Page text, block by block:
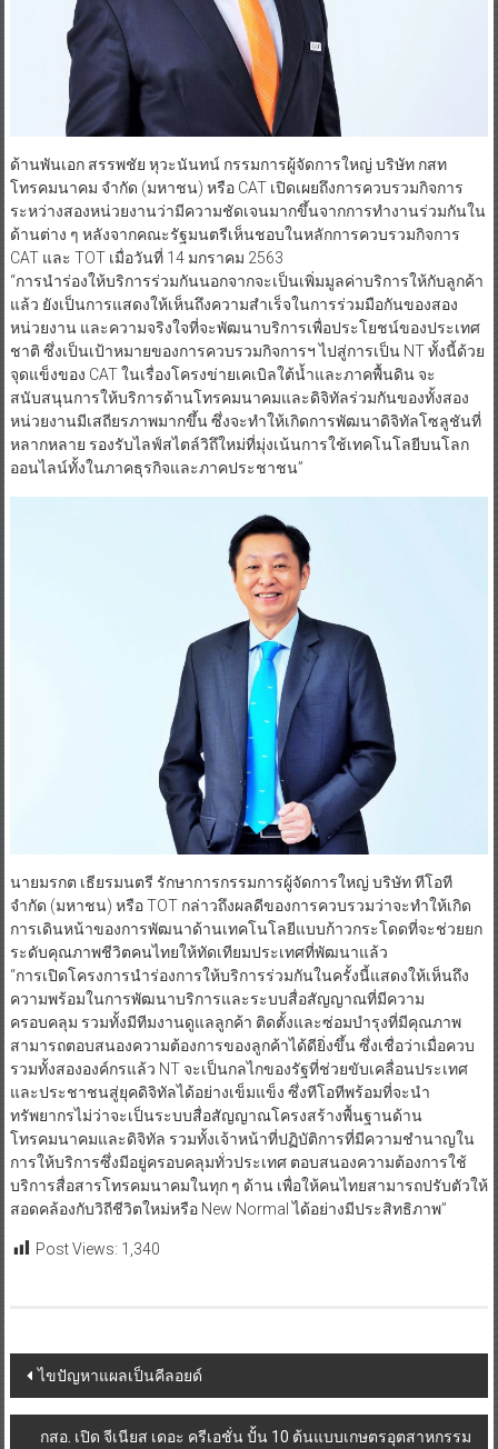
ด้านพันเอก สรรพชัย หุวะนันทน์ กรรมการผู้จัดการใหญ่ บริษัท กสท
โทรคมนาคม จำกัด (มหาชน) หรือ CAT เปิดเผยถึงการควบรวมกิจการ
ระหว่างสองหน่วยงานว่ามีความชัดเจนมากขึ้นจากการทำงานร่วมกันใน
ด้านต่าง ๆ หลังจากคณะรัฐมนตรีเห็นชอบในหลักการควบรวมกิจการ
CAT และ TOT เมื่อวันที่ 14 มกราคม 2563
“การนำร่องให้บริการร่วมกันนอกจากจะเป็นเพิ่มมูลค่าบริการให้กับลูกค้า
แล้ว ยังเป็นการแสดงให้เห็นถึงความสำเร็จในการร่วมมือกันของสอง
หน่วยงาน และความจริงใจที่จะพัฒนาบริการเพื่อประโยชน์ของประเทศ
ชาติ ซึ่งเป็นเป้าหมายของการควบรวมกิจการฯ ไปสู่การเป็น NT ทั้งนี้ด้วย
จุดแข็งของ CAT ในเรื่องโครงข่ายเคเบิลใต้น้ำและภาคพื้นดิน จะ
สนับสนุนการให้บริการด้านโทรคมนาคมและดิจิทัลร่วมกันของทั้งสอง
หน่วยงานมีเสถียรภาพมากขึ้น ซึ่งจะทำให้เกิดการพัฒนาดิจิทัลโซลูชันที่
หลากหลาย รองรับไลฟ์สไตล์วิถึใหม่ที่มุ่งเน้นการใช้เทคโนโลยีบนโลก
ออนไลน์ทั้งในภาคธุรกิจและภาคประชาชน”
นายมรกต เธียรมนตรี รักษาการกรรมการผู้จัดการใหญ่ บริษัท ทีโอที
จำกัด (มหาชน) หรือ TOT กล่าวถึงผลดีของการควบรวมว่าจะทำให้เกิด
การเดินหน้าของการพัฒนาด้านเทคโนโลยีแบบก้าวกระโดดที่จะช่วยยก
ระดับคุณภาพชีวิตคนไทยให้ทัดเทียมประเทศที่พัฒนาแล้ว
“การเปิดโครงการนำร่องการให้บริการร่วมกันในครั้งนี้แสดงให้เห็นถึง
ความพร้อมในการพัฒนาบริการและระบบสื่อสัญญาณที่มีความ
ครอบคลุม รวมทั้งมีทีมงานดูแลลูกค้า ติดตั้งและซ่อมบำรุงที่มีคุณภาพ
สามารถตอบสนองความต้องการของลูกค้าได้ดียิ่งขึ้น ซึ่งเชื่อว่าเมื่อควบ
รวมทั้งสององค์กรแล้ว NT จะเป็นกลไกของรัฐที่ช่วยขับเคลื่อนประเทศ
และประชาชนสู่ยุคดิจิทัลได้อย่างเข็มแข็ง ซึ่งทีโอทีพร้อมที่จะนำ
ทรัพยากรไม่ว่าจะเป็นระบบสื่อสัญญาณโครงสร้างพื้นฐานด้าน
โทรคมนาคมและดิจิทัล รวมทั้งเจ้าหน้าที่ปฏิบัติการที่มีความชำนาญใน
การให้บริการซึ่งมีอยู่ครอบคลุมทั่วประเทศ ตอบสนองความต้องการใช้
บริการสื่อสารโทรคมนาคมในทุก ๆ ด้าน เพื่อให้คนไทยสามารถปรับตัวให้
สอดคล้องกับวิถีชีวิตใหม่หรือ New Normal ได้อย่างมีประสิทธิภาพ”
Post Views: 1,340
Post
navigation
ไขปัญหาแผลเป็นคีลอยด์
กสอ. เปิด จีเนียส เดอะ ครีเอชั่น ปั้น 10 ต้นแบบเกษตรอุตสาหกรรม